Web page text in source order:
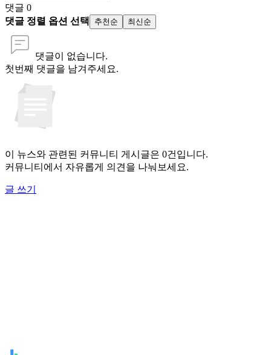
댓글 0
댓글 정렬 옵션 선택
추천순 최신순
댓글이 없습니다.
첫번째 댓글을 남겨주세요.
이 뉴스와 관련된 커뮤니티 게시글은 0건입니다.
커뮤니티에서 자유롭게 의견을 나눠보세요.
글 쓰기